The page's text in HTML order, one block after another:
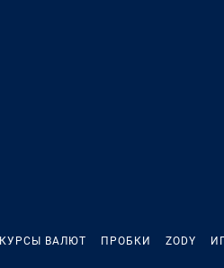
КУРСЫ ВАЛЮТ ПРОБКИ ZODY